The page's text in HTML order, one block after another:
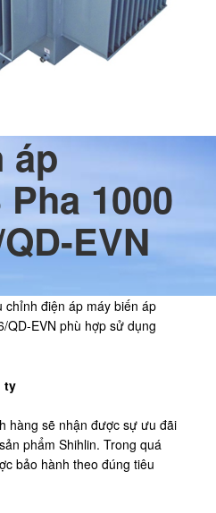
áp
1000
EVN
điện áp máy biến áp
QD-EVN phù hợp sử dụng
ty
hàng sẽ nhận được sự ưu đãi
phẩm Shihlin. Trong quá
bảo hành theo đúng tiêu